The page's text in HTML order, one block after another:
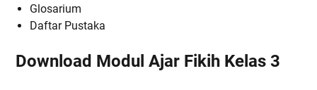
Glosarium
Daftar Pustaka
Download Modul Ajar Fikih Kelas 3